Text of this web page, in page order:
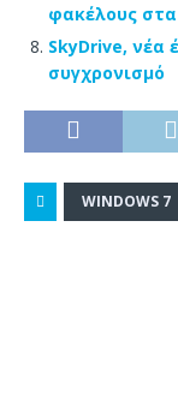
φακέλους
SkyDrive, νέα
συγχρονισμό
WINDOWS 7